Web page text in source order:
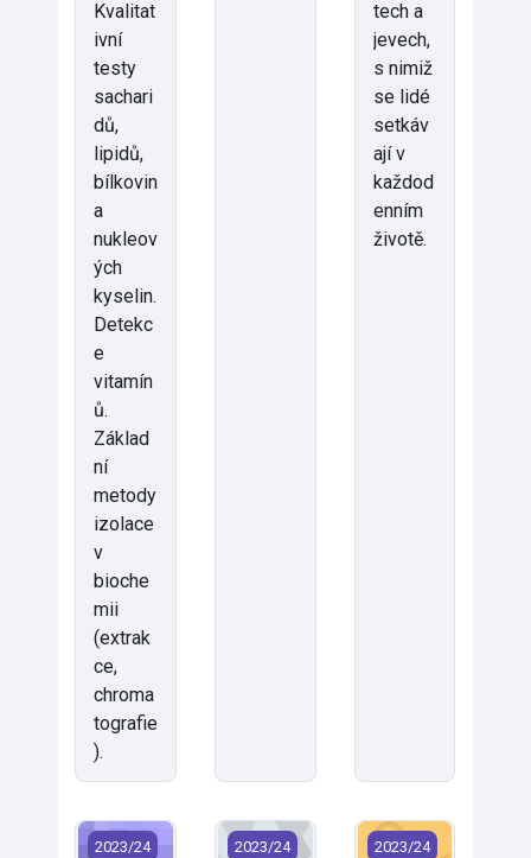
Kvalitat
ivní
testy
sachari
dů,
lipidů,
bílkovin
a
nukleov
ých
kyselin.
Detekc
e
vitamín
ů.
Základ
ní
metody
izolace
v
bioche
mii
(extrak
ce,
chroma
tografie
).
tech a
jevech,
s nimiž
se lidé
setkáv
ají v
každod
enním
životě.
KCH/CHES - Chemie (2023)
2023/24 KCH/CHI - Chemická informatika
2023/24 KCH/CHP -
2023/24